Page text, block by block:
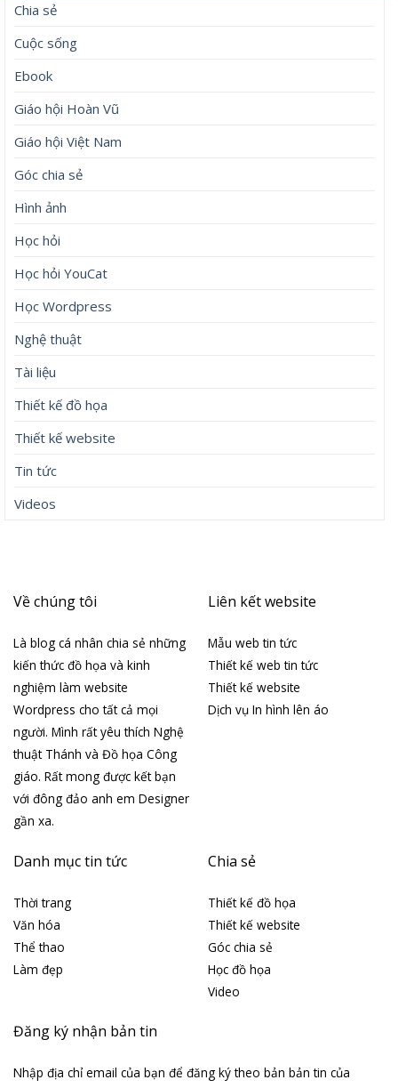
Chia sẻ
Cuộc sống
Ebook
Giáo hội Hoàn Vũ
Giáo hội Việt Nam
Góc chia sẻ
Hình ảnh
Học hỏi
Học hỏi YouCat
Học Wordpress
Nghệ thuật
Tài liệu
Thiết kế đồ họa
Thiết kế website
Tin tức
Videos
Về chúng tôi
Là blog cá nhân chia sẻ những
kiến thức đồ họa và kinh
nghiệm làm website
Wordpress cho tất cả mọi
người. Mình rất yêu thích Nghệ
thuật Thánh và Đồ họa Công
giáo. Rất mong được kết bạn
với đông đảo anh em Designer
gần xa.
Liên kết website
Mẫu web tin tức
Thiết kế web tin tức
Thiết kế website
Dịch vụ In hình lên áo
Danh mục tin tức
Thời trang
Văn hóa
Thể thao
Làm đẹp
Chia sẻ
Thiết kế đồ họa
Thiết kế website
Góc chia sẻ
Học đồ họa
Video
Đăng ký nhận bản tin
Nhập địa chỉ email của bạn để đăng ký theo bản bản tin của